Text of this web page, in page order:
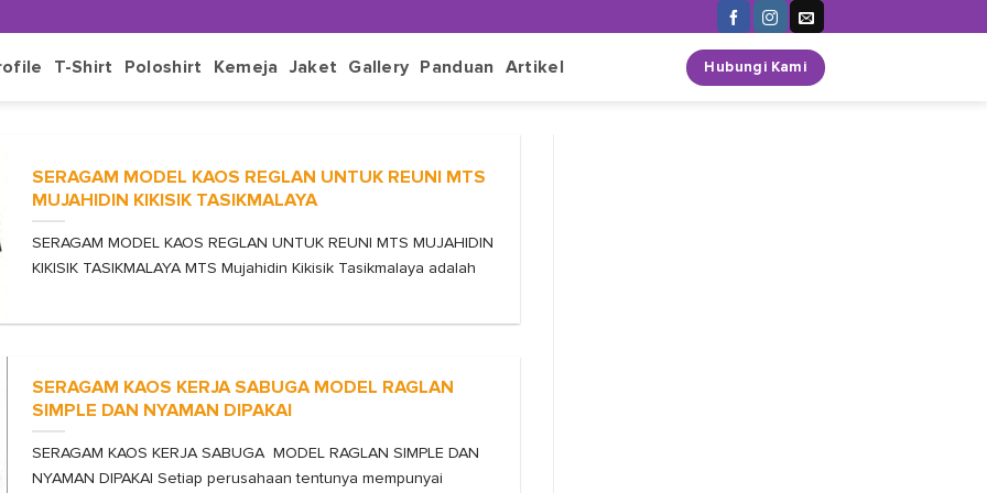
T-Shirt Poloshirt Kemeja Jaket Gallery Panduan Artikel Hubungi Kami
SERAGAM MODEL KAOS REGLAN UNTUK REUNI MTS
MUJAHIDIN KIKISIK TASIKMALAYA
SERAGAM MODEL KAOS REGLAN UNTUK REUNI MTS MUJAHIDIN
KIKISIK TASIKMALAYA MTS Mujahidin Kikisik Tasikmalaya adalah
SERAGAM KAOS KERJA SABUGA MODEL RAGLAN
SIMPLE DAN NYAMAN DIPAKAI
SERAGAM KAOS KERJA SABUGA MODEL RAGLAN SIMPLE DAN
NYAMAN DIPAKAI Setiap perusahaan tentunya mempunyai